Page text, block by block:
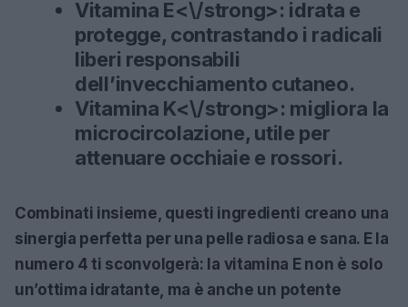
Vitamina E<\/strong>: idrata e
protegge, contrastando i radicali
liberi responsabili
dell’invecchiamento cutaneo.
Vitamina K<\/strong>: migliora la
microcircolazione, utile per
attenuare occhiaie e rossori.
Combinati insieme, questi ingredienti creano una
sinergia perfetta per una pelle radiosa e sana. E la
numero 4 ti sconvolgerà: la vitamina E non è solo
un’ottima idratante, ma è anche un potente